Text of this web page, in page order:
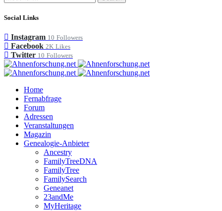
Social Links
Instagram 10 Followers
Facebook 2K Likes
Twitter 10 Followers
Home
Fernabfrage
Forum
Adressen
Veranstaltungen
Magazin
Genealogie-Anbieter
Ancestry
FamilyTreeDNA
FamilyTree
FamilySearch
Geneanet
23andMe
MyHeritage